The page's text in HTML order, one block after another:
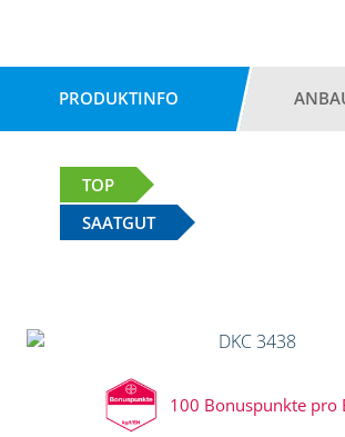
PRODUKTINFO
TOP
SAATGUT
100 Bonuspunkte pro